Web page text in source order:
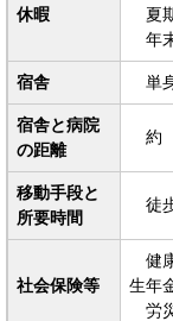
休暇
夏
年
宿舎 単
宿舎と病院
の距離
約
移動手段と
所要時間
徒
社会保険等
健
生年
労